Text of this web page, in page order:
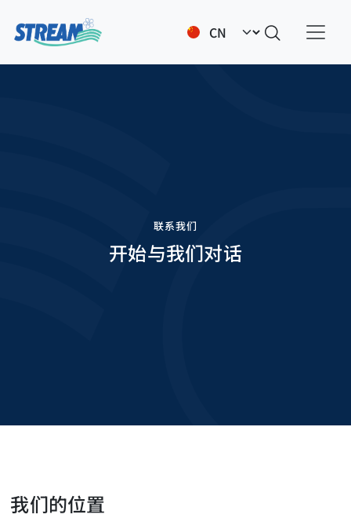
Select your language
联系我们
开始与我们对话
我们的位置